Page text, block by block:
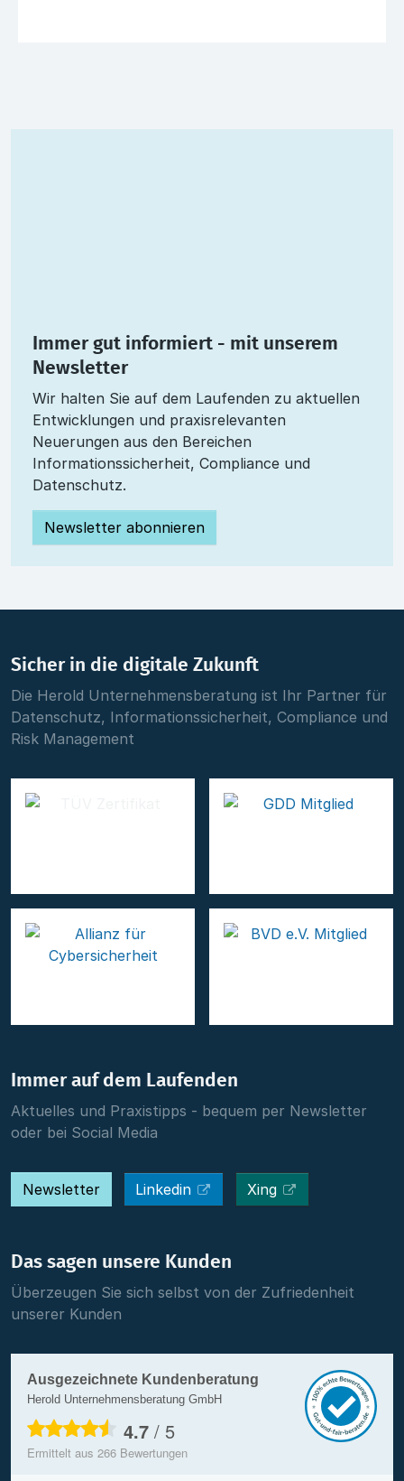
Immer gut informiert - mit unserem
Newsletter
Wir halten Sie auf dem Laufenden zu aktuellen
Entwicklungen und praxisrelevanten
Neuerungen aus den Bereichen
Informationssicherheit, Compliance und
Datenschutz.
Newsletter abonnieren
Sicher in die digitale Zukunft
Die Herold Unternehmensberatung ist Ihr Partner für
Datenschutz, Informationssicherheit, Compliance und
Risk Management
Immer auf dem Laufenden
Aktuelles und Praxistipps - bequem per Newsletter
oder bei Social Media
Newsletter Linkedin Xing
Das sagen unsere Kunden
Überzeugen Sie sich selbst von der Zufriedenheit
unserer Kunden
Ausgezeichnete Kundenberatung
Herold Unternehmensberatung GmbH
4.7/ 5
Ermittelt aus 266 Bewertungen